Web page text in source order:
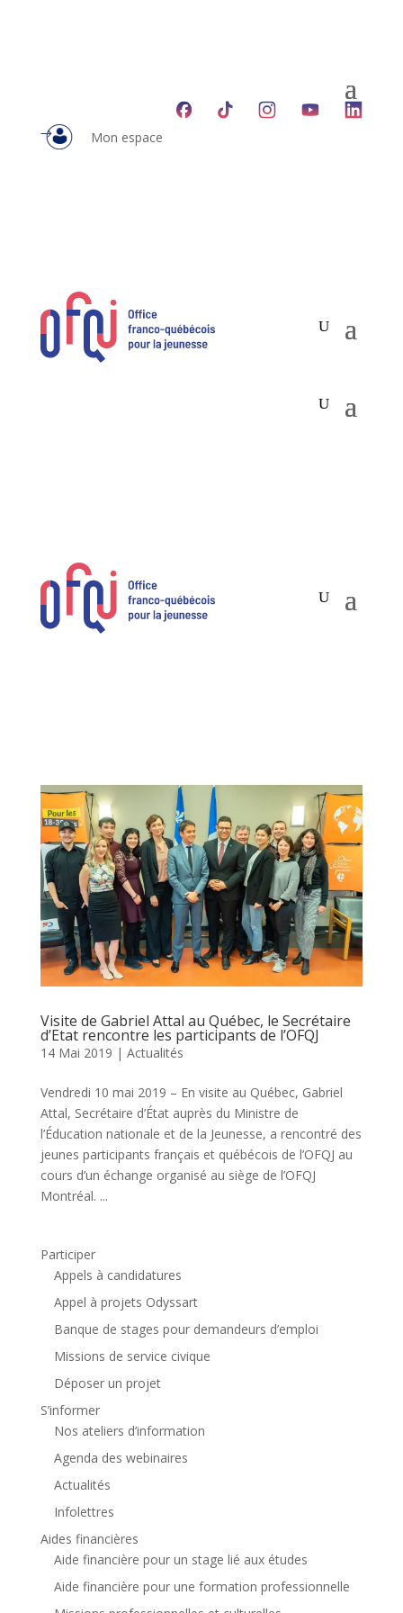
Mon espace
Visite de Gabriel Attal au Québec, le Secrétaire
d’Etat rencontre les participants de l’OFQJ
14 Mai 2019 | Actualités
Vendredi 10 mai 2019 – En visite au Québec, Gabriel
Attal, Secrétaire d’État auprès du Ministre de
l’Éducation nationale et de la Jeunesse, a rencontré des
jeunes participants français et québécois de l’OFQJ au
cours d’un échange organisé au siège de l’OFQJ
Montréal. ...
Participer
Appels à candidatures
Appel à projets Odyssart
Banque de stages pour demandeurs d’emploi
Missions de service civique
Déposer un projet
S’informer
Nos ateliers d’information
Agenda des webinaires
Actualités
Infolettres
Aides financières
Aide financière pour un stage lié aux études
Aide financière pour une formation professionnelle